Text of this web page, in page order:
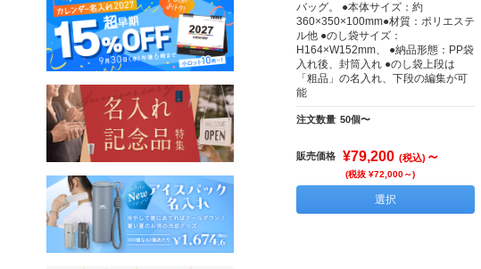
バッグ。 ●本体サイズ：約
360×350×100mm●材質：ポリエステ
ル他 ●のし袋サイズ：
H164×W152mm、 ●納品形態：PP袋
入れ後、封筒入れ ●のし袋上段は
「粗品」の名入れ、下段の編集が可
能
注文数量 50個〜
販売価格 ¥79,200 (税込) ～
(税抜 ¥72,000～)
選択